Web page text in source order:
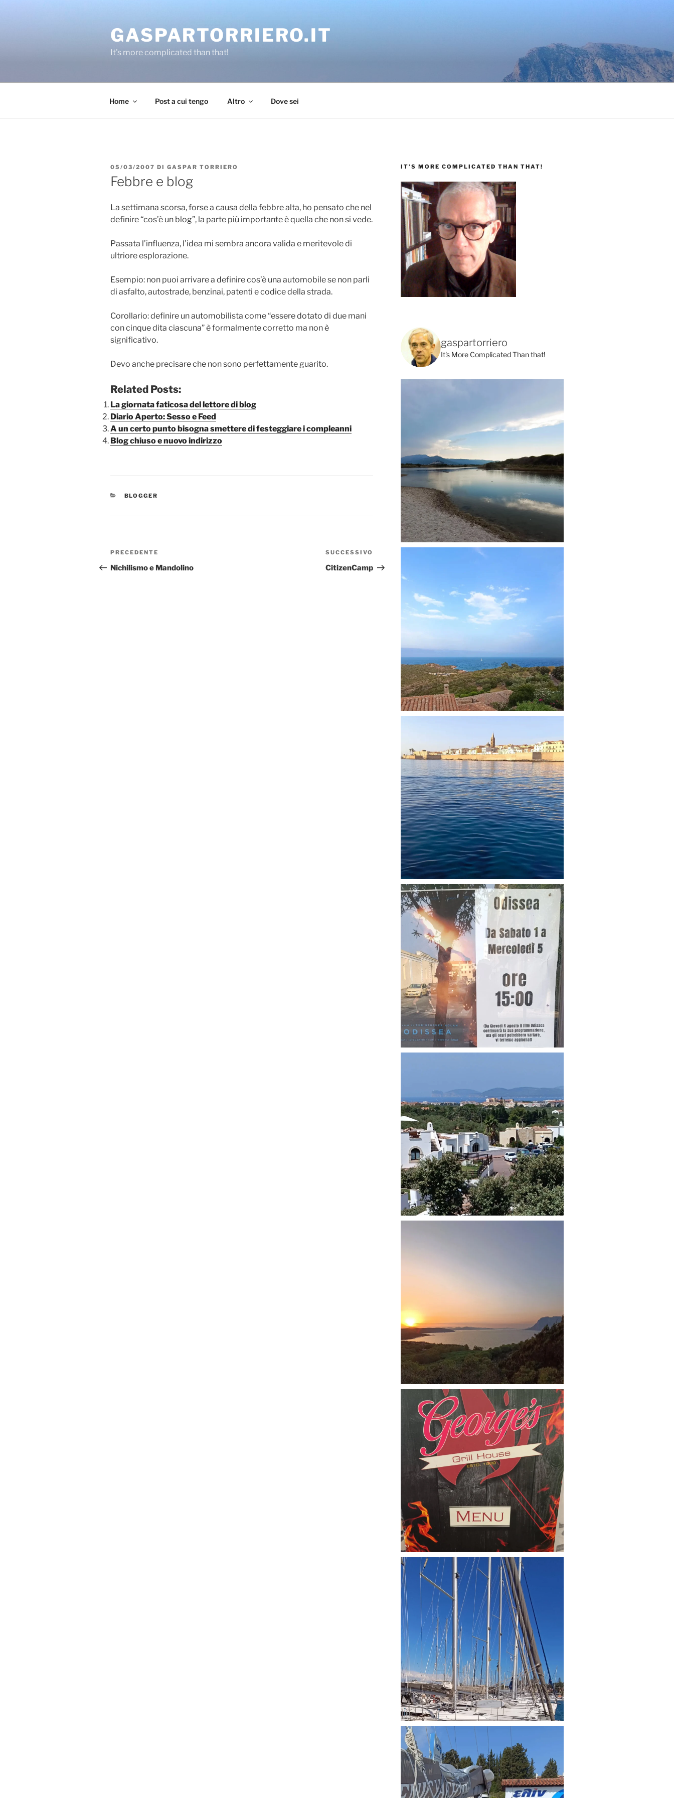
GASPARTORRIERO.IT
It's more complicated than that!
Home Post a cui tengo Altro Dove sei
PUBBLICATO
IL
05/03/2007 DI GASPAR TORRIERO
Febbre e blog
La settimana scorsa, forse a causa della febbre alta, ho pensato che nel
definire “cos’è un blog”, la parte più importante è quella che non si vede.
Passata l’influenza, l’idea mi sembra ancora valida e meritevole di
ultriore esplorazione.
Esempio: non puoi arrivare a definire cos’è una automobile se non parli
di asfalto, autostrade, benzinai, patenti e codice della strada.
Corollario: definire un automobilista come “essere dotato di due mani
con cinque dita ciascuna” è formalmente corretto ma non è
significativo.
Devo anche precisare che non sono perfettamente guarito.
Related Posts:
La giornata faticosa del lettore di blog
Diario Aperto: Sesso e Feed
A un certo punto bisogna smettere di festeggiare i compleanni
Blog chiuso e nuovo indirizzo
CATEGORIE
BLOGGER
Navigazione
articoli
Articolo
precedente:
PRECEDENTE
Nichilismo e Mandolino
successivo
SUCCESSIVO
CitizenCamp
IT’S MORE COMPLICATED THAN THAT!
gaspartorriero
It's More Complicated Than that!